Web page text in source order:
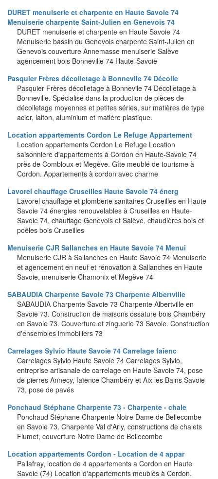
DURET menuiserie et charpente en Haute Savoie 74
Menuiserie charpente Saint-Julien en Genevois 74
DURET menuiserie et charpente en Haute Savoie 74
Menuiserie bassin du Genevois charpente Saint-Julien en
Genevois couverture Annemasse menuiserie Salève
agencement bois Bonneville 74 Haute-Savoie
Pasquier Frères décolletage à Bonnevile 74 Décolle
Pasquier Frères décolletage à Bonnevile 74 Décolletage à
Bonneville. Spécialisé dans la production de pièces de
décolletage moyennes et petites séries, sur matières de type
acier, laiton, aluminium et matière plastique.
Location appartements Cordon Le Refuge Appartement
Location appartements Cordon Le Refuge Location
saisonnière d'appartements à Cordon en Haute-Savoie 74
près de Combloux et Megève. Gîte meublé de tourisme à
Cordon. Appartements à cordon avec charme
Lavorel chauffage Cruseilles Haute Savoie 74 énerg
Lavorel chauffage et plomberie sanitaires Cruseilles en Haute
Savoie 74 énergies renouvelables à Cruseilles en Haute-
Savoie 74, chauffage Genevois et Salève, chaudières bois et
poêles bois Cruseilles
Menuiserie CJR Sallanches en Haute Savoie 74 Menui
Menuiserie CJR à Sallanches en Haute Savoie 74 Menuiserie
et agencement en neuf et rénovation à Sallanches en Haute
Savoie, menuiserie Chamonix et Megève 74
SABAUDIA Charpente Savoie 73 Charpente Albertville
SABAUDIA Charpente Savoie 73 Charpente Albertville en
Savoie 73. Construction de maisons ossature bois Chambéry
en Savoie 73. Couverture et zinguerie 73 Savoie. Construction
d'ensembles immobiliers 73
Carrelages Sylvio Haute Savoie 74 Carrelage faîenc
Carrelages Sylvio Haute Savoie 74 Carrelages Sylvio,
entreprise artisanale de carrelage en Haute Savoie 74, pose
de pierres Annecy, faïence Chambéry et Aix les Bains Savoie
73, pose de pavés
Ponchaud Stéphane Charpente 73 - Charpente - chale
Ponchaud Stéphane Charpente Notre Dame de Bellecombe
en Savoie 73. Charpente Val d'Arly, constructions de chalets
Flumet, couverture Notre Dame de Bellecombe
Location appartements Cordon - Location de 4 appar
Pallafray, location de 4 appartements a Cordon en Haute
Savoie (74) Location d'appartements meublés à Cordon.